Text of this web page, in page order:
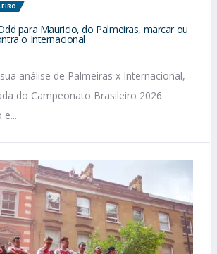
para Mauricio, do Palmeiras, marcar ou
o Internacional
análise de Palmeiras x Internacional,
do Campeonato Brasileiro 2026.